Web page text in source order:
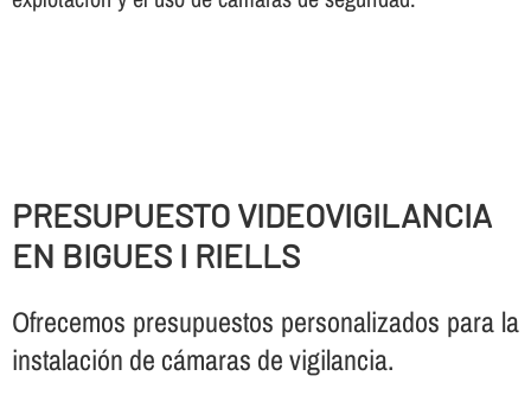
PRESUPUESTO VIDEOVIGILANCIA
EN BIGUES I RIELLS
Ofrecemos presupuestos personalizados para la
instalación de cámaras de vigilancia.